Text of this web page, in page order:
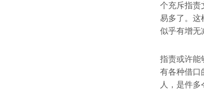
个充斥指责
易多了。这
似乎有增无
指责或许能
有各种借口
人，是件